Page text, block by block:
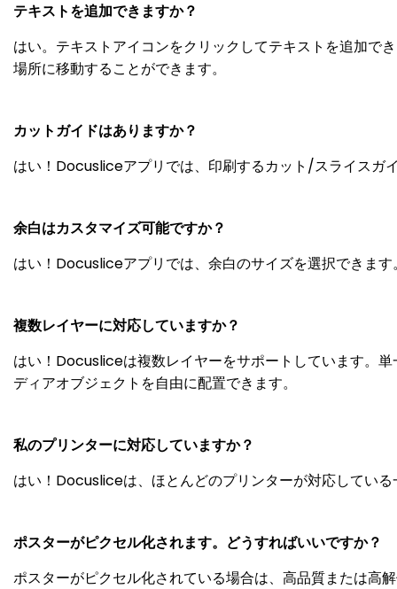
テキストを追加できますか？
はい。テキストアイコンをクリックしてテキストを追加で
場所に移動することができます。
カットガイドはありますか？
はい！Docusliceアプリでは、印刷するカット/スライスガ
余白はカスタマイズ可能ですか？
はい！Docusliceアプリでは、余白のサイズを選択できま
複数レイヤーに対応していますか？
はい！Docusliceは複数レイヤーをサポートしています。
ディアオブジェクトを自由に配置できます。
私のプリンターに対応していますか？
はい！Docusliceは、ほとんどのプリンターが対応してい
ポスターがピクセル化されます。どうすればいいですか？
ポスターがピクセル化されている場合は、高品質または高